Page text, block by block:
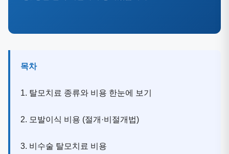
목차
1. 탈모치료 종류와 비용 한눈에 보기
2. 모발이식 비용 (절개·비절개법)
3. 비수술 탈모치료 비용